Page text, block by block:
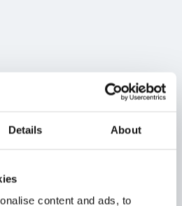
Details About
content and ads, to